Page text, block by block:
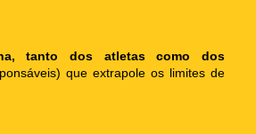
tanto dos atletas como dos
que extrapole os limites de